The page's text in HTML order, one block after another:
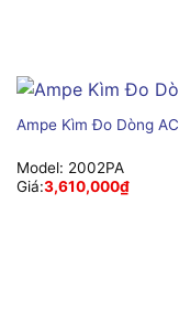
Ampe Kìm Đo Dòng
Model: 2002PA
Giá:3,610,000₫